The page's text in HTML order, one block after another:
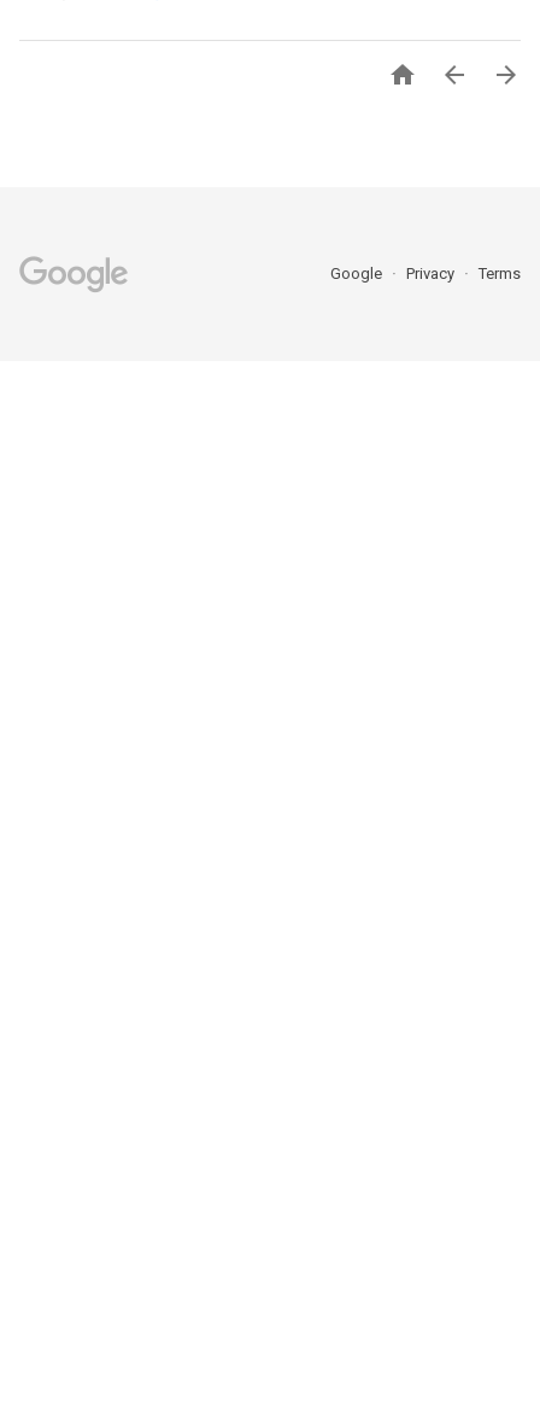
  
Google Privacy Terms